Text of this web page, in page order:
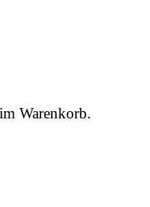
Warenkorb.